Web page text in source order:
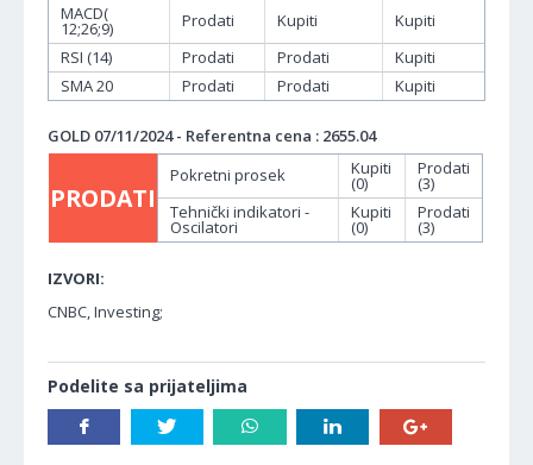
MACD(
12;26;9) Prodati Kupiti
Kupiti
RSI (14)
Prodati Prodati
Kupiti
SMA 20
Prodati Prodati Kupiti
GOLD 07/11/2024 - Referentna cena : 2655.04
PRODATI
Pokretni prosek Kupiti
(0)
Prodati
(3)
Tehnički indikatori -
Oscilatori
Kupiti
(0)
Prodati
(3)
IZVORI:
CNBC, Investing;
Podelite sa prijateljima